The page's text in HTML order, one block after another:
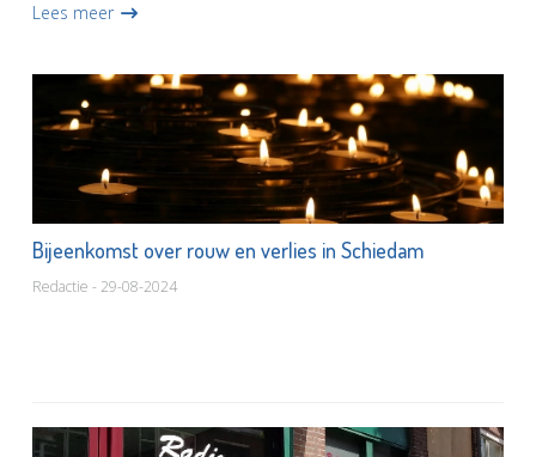
‘Liquidatie...
Lees meer
Bijeenkomst over rouw en verlies in Schiedam
Redactie - 29-08-2024